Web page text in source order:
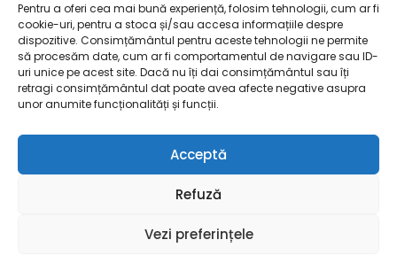
Pentru a oferi cea mai bună experiență, folosim tehnologii, cum ar fi
cookie-uri, pentru a stoca și/sau accesa informațiile despre
dispozitive. Consimțământul pentru aceste tehnologii ne permite
să procesăm date, cum ar fi comportamentul de navigare sau ID-
uri unice pe acest site. Dacă nu îți dai consimțământul sau îți
retragi consimțământul dat poate avea afecte negative asupra
unor anumite funcționalități și funcții.
Acceptă
Refuză
Vezi preferințele
Politica cookie-uri (UE)
Prelucrarea datelor cu caracter personal
Legal